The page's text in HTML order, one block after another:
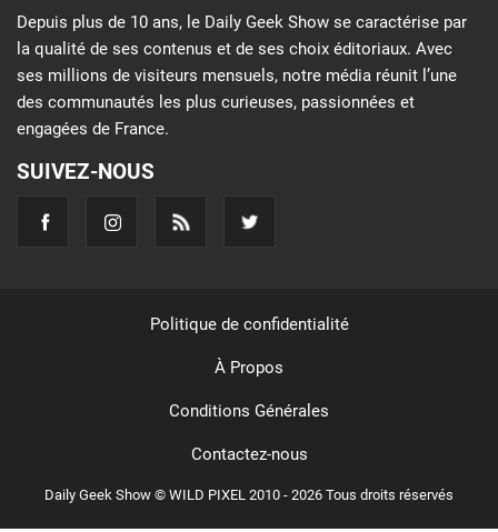
Depuis plus de 10 ans, le Daily Geek Show se caractérise par
la qualité de ses contenus et de ses choix éditoriaux. Avec
ses millions de visiteurs mensuels, notre média réunit l’une
des communautés les plus curieuses, passionnées et
engagées de France.
SUIVEZ-NOUS
Daily Geek Show © WILD PIXEL 2010 - 2026 Tous droits réservés
Politique de confidentialité
À Propos
Conditions Générales
Contactez-nous